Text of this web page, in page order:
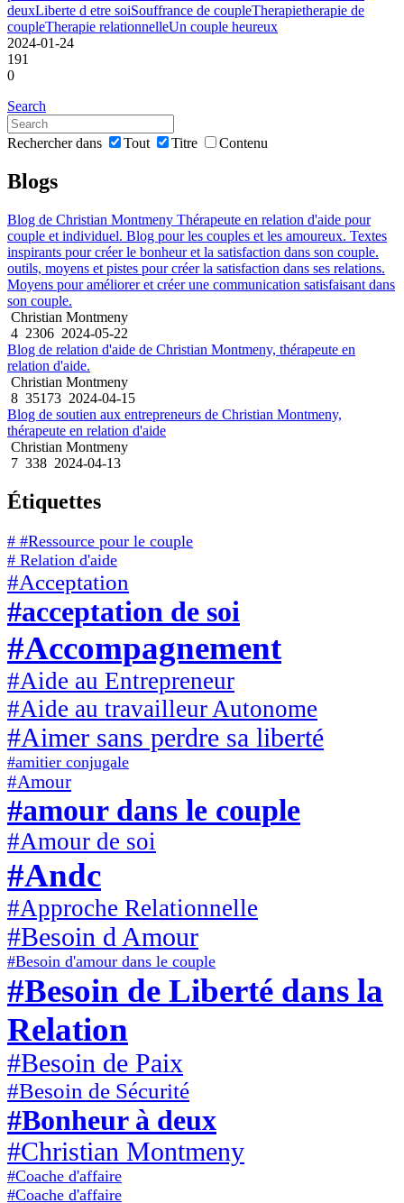
deuxLiberte d etre soiSouffrance de coupleTherapietherapie de
coupleTherapie relationnelleUn couple heureux
2024-01-24
191
0
Search
Rechercher dans Tout Titre Contenu
Blogs
Blog de Christian Montmeny Thérapeute en relation d'aide pour
couple et individuel. Blog pour les couples et les amoureux. Textes
inspirants pour créer le bonheur et la satisfaction dans son couple.
outils, moyens et pistes pour créer la satisfaction dans ses relations.
Moyens pour améliorer et créer une communication satisfaisant dans
son couple.
Christian Montmeny
4 2306 2024-05-22
Blog de relation d'aide de Christian Montmeny, thérapeute en
relation d'aide.
Christian Montmeny
8 35173 2024-04-15
Blog de soutien aux entrepreneurs de Christian Montmeny,
thérapeute en relation d'aide
Christian Montmeny
7 338 2024-04-13
Étiquettes
# #Ressource pour le couple
# Relation d'aide
#Acceptation
#acceptation de soi
#Accompagnement
#Aide au Entrepreneur
#Aide au travailleur Autonome
#Aimer sans perdre sa liberté
#amitier conjugale
#Amour
#amour dans le couple
#Amour de soi
#Andc
#Approche Relationnelle
#Besoin d Amour
#Besoin d'amour dans le couple
#Besoin de Liberté dans la
Relation
#Besoin de Paix
#Besoin de Sécurité
#Bonheur à deux
#Christian Montmeny
#Coache d'affaire
#Coache d'affaire